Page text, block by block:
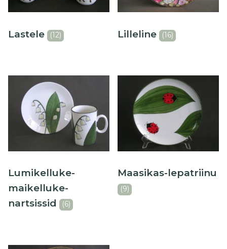
Lastele (12) Lilleline (16)
Lumikelluke-
maikelluke-
nartsissid
(6)
Maasikas-lepatriinu
(9)